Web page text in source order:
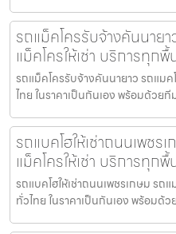
รถแม็คโครรับจ้างคันนาย
แม็คโครให้เช่า บริการทุก
รถแม็คโครรับจ้างคันนายาว รถแมค
ไทย ในราคาเป็นกันเอง พร้อมด้วย
รถแบคโฮให้เช่าถนนเพชร
แม็คโครให้เช่า บริการทุก
รถแบคโฮให้เช่าถนนเพชรเกษม รถ
ทั่วไทย ในราคาเป็นกันเอง พร้อม